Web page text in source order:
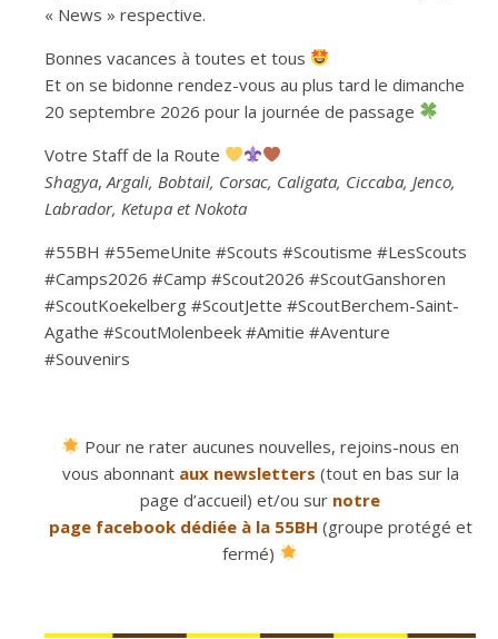
« News » respective.
Bonnes vacances à toutes et tous
Et on se bidonne rendez-vous au plus tard le dimanche
20 septembre 2026 pour la journée de passage
Votre Staff de la Route
Shagya, Argali, Bobtail, Corsac, Caligata, Ciccaba, Jenco,
Labrador, Ketupa et Nokota
#55BH #55emeUnite #Scouts #Scoutisme #LesScouts
#Camps2026 #Camp #Scout2026 #ScoutGanshoren
#ScoutKoekelberg #ScoutJette #ScoutBerchem-Saint-
Agathe #ScoutMolenbeek #Amitie #Aventure
#Souvenirs
Pour ne rater aucunes nouvelles, rejoins-nous en
vous abonnant aux newsletters (tout en bas sur la
page d’accueil) et/ou sur notre
page facebook dédiée à la 55BH (groupe protégé et
fermé)